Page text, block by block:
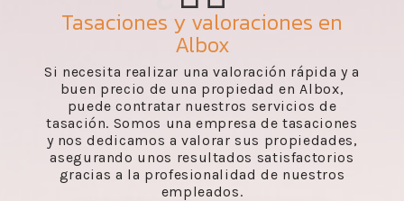
Tasaciones y valoraciones en
Albox
Si necesita realizar una valoración rápida y a
buen precio de una propiedad en Albox,
puede contratar nuestros servicios de
tasación. Somos una empresa de tasaciones
y nos dedicamos a valorar sus propiedades,
asegurando unos resultados satisfactorios
gracias a la profesionalidad de nuestros
empleados.